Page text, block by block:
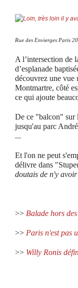
Rue des Envierges Paris 20
A l’intersection de
d’esplanade
découvrez une vue
Montmartre, côté
ce qui ajoute
De ce "balcon" sur
jusqu'au parc
...
Et l'on ne peut
délivre dans
doutais de n'y
>> Balade hors
>> Paris n'est pas
>> Willy Ronis